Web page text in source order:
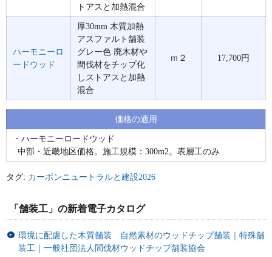
トアスと加熱混合
ハーモニーロ
ードウッド
厚30mm 木質加熱
アスファルト舗装
グレー色 廃木材や
間伐材をチップ化
しストアスと加熱
混合
ｍ２ 17,700円
価格の適用
・ハーモニーロードウッド
中部・近畿地区価格。施工規模：300m2。表層工のみ
タグ: カーボンニュートラルと建設2026
「舗装工」の新着電子カタログ
環境に配慮した木質舗装 自然素材のウッドチップ舗装｜特殊舗
装工｜一般社団法人間伐材ウッドチップ舗装協会